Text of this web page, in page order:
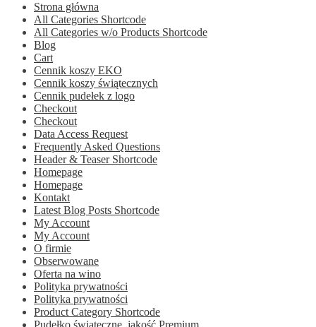
Strona główna
All Categories Shortcode
All Categories w/o Products Shortcode
Blog
Cart
Cennik koszy EKO
Cennik koszy świątecznych
Cennik pudełek z logo
Checkout
Checkout
Data Access Request
Frequently Asked Questions
Header & Teaser Shortcode
Homepage
Homepage
Kontakt
Latest Blog Posts Shortcode
My Account
My Account
O firmie
Obserwowane
Oferta na wino
Polityka prywatności
Polityka prywatności
Product Category Shortcode
Pudełko świąteczne, jakość Premium